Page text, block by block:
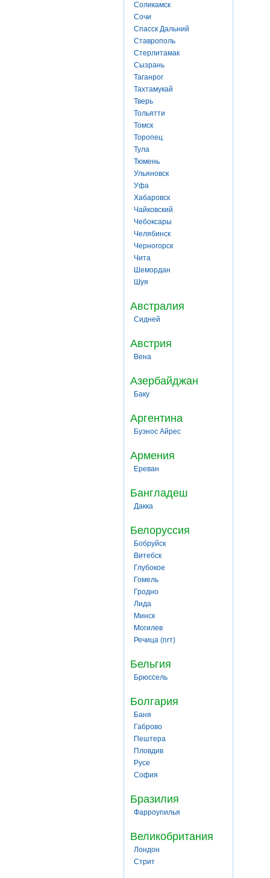
Соликамск
Сочи
Спасск Дальний
Ставрополь
Стерлитамак
Сызрань
Таганрог
Тахтамукай
Тверь
Тольятти
Томск
Торопец
Тула
Тюмень
Ульяновск
Уфа
Хабаровск
Чайковский
Чебоксары
Челябинск
Черногорск
Чита
Шемордан
Шуя
Австралия
Сидней
Австрия
Вена
Азербайджан
Баку
Аргентина
Буэнос Айрес
Армения
Ереван
Бангладеш
Дакка
Белоруссия
Бобруйск
Витебск
Глубокое
Гомель
Гродно
Лида
Минск
Могилев
Речица (пгт)
Бельгия
Брюссель
Болгария
Баня
Габрово
Пештера
Пловдив
Русе
София
Бразилия
Фарроупилья
Великобритания
Лондон
Стрит